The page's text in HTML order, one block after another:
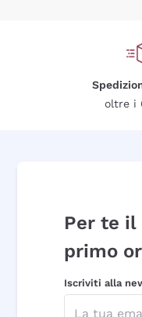
oltre i
Per te il
primo
Iscriviti alla